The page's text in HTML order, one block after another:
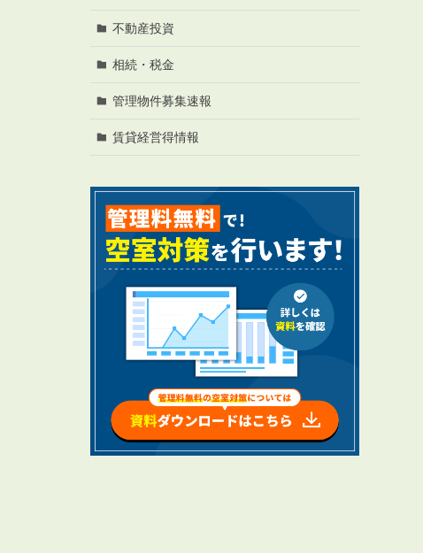
RENTAL
管理料無料について
４つの強み
報酬と独自の保証内容
手続きの流れ
賃料査定について
不動産投資
相続・税金
管理物件募集速報
賃貸経営得情報